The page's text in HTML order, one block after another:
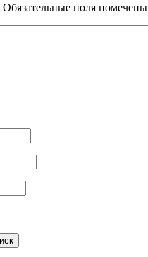
Обязательные поля помечены